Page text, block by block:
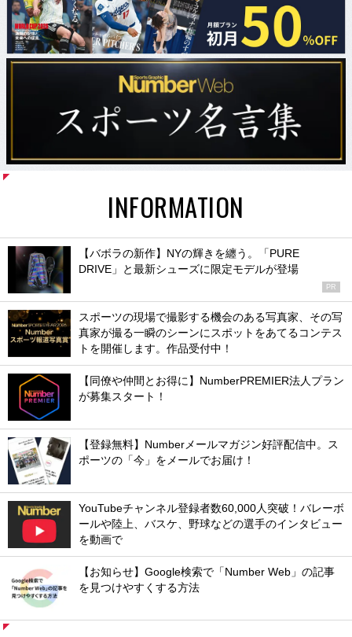
INFORMATION
【バボラの新作】NYの輝きを纏う。「PURE
DRIVE」と最新シューズに限定モデルが登場
PR
スポーツの現場で撮影する機会のある写真家、その写
真家が撮る一瞬のシーンにスポットをあてるコンテス
トを開催します。作品受付中！
【同僚や仲間とお得に】NumberPREMIER法人プラン
が募集スタート！
【登録無料】Numberメールマガジン好評配信中。ス
ポーツの「今」をメールでお届け！
YouTubeチャンネル登録者数60,000人突破！バレーボ
ールや陸上、バスケ、野球などの選手のインタビュー
を動画で
【お知らせ】Google検索で「Number Web」の記事
を見つけやすくする方法